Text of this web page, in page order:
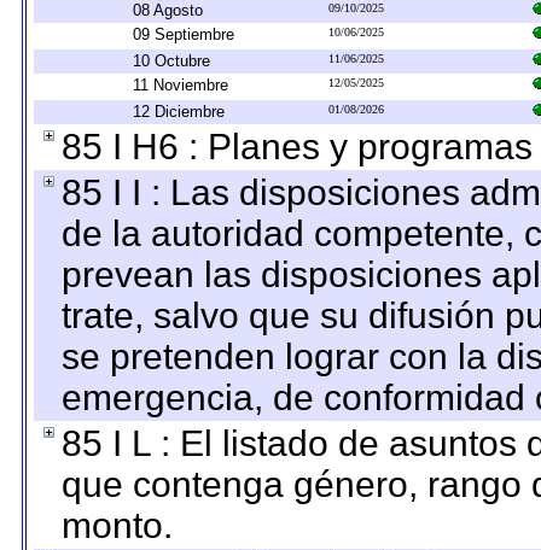
08 Agosto 09/10/2025
09 Septiembre 10/06/2025
10 Octubre 11/06/2025
11 Noviembre 12/05/2025
12 Diciembre 01/08/2026
85 I H6 : Planes y
85 I I : Las disposiciones
de la autoridad competente,
prevean las disposiciones
trate, salvo que su difusión
se pretenden lograr con la
emergencia, de
85 I L : El listado de asuntos
que contenga género, rango
monto.